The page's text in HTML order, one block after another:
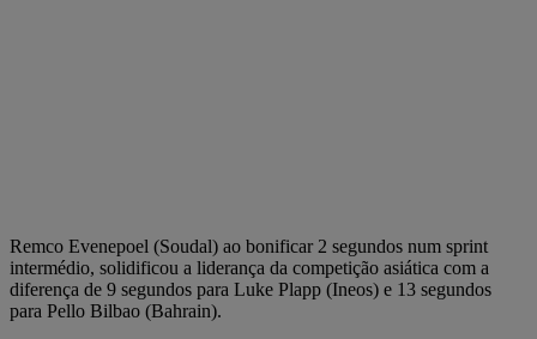
Remco Evenepoel (Soudal) ao bonificar 2 segundos num sprint
intermédio, solidificou a liderança da competição asiática com a
diferença de 9 segundos para Luke Plapp (Ineos) e 13 segundos
para Pello Bilbao (Bahrain).